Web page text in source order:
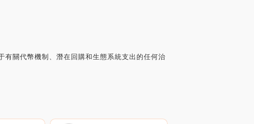
關代幣機制、潛在回購和生態系統支出的任何治